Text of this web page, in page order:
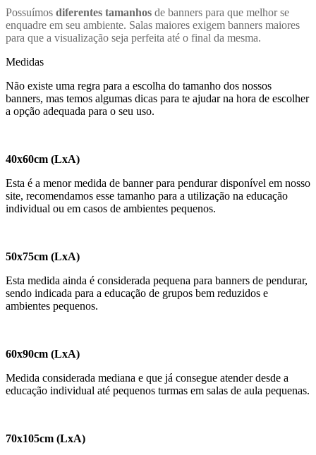
Possuímos diferentes tamanhos de banners para que melhor se
enquadre em seu ambiente. Salas maiores exigem banners maiores
para que a visualização seja perfeita até o final da mesma.
Medidas
Não existe uma regra para a escolha do tamanho dos nossos
banners, mas temos algumas dicas para te ajudar na hora de escolher
a opção adequada para o seu uso.
40x60cm (LxA)
Esta é a menor medida de banner para pendurar disponível em nosso
site, recomendamos esse tamanho para a utilização na educação
individual ou em casos de ambientes pequenos.
50x75cm (LxA)
Esta medida ainda é considerada pequena para banners de pendurar,
sendo indicada para a educação de grupos bem reduzidos e
ambientes pequenos.
60x90cm (LxA)
Medida considerada mediana e que já consegue atender desde a
educação individual até pequenos turmas em salas de aula pequenas.
70x105cm (LxA)